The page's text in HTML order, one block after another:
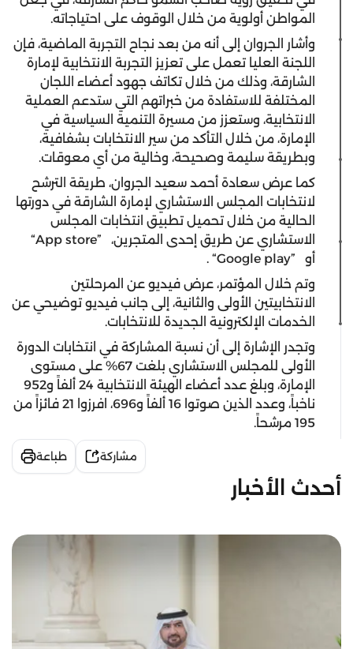
المواطن أولوية من خلال الوقوف على احتياجاته.
وأشار الجروان إلى أنه من بعد نجاح التجربة الماضية، فإن
اللجنة العليا تعمل على تعزيز التجربة الانتخابية لإمارة
الشارقة، وذلك من خلال تكاتف جهود أعضاء اللجان
المختلفة للاستفادة من خبراتهم التي ستدعم العملية
الانتخابية، وستعزز من مسيرة التنمية السياسية في
الإمارة، من خلال التأكد من سير الانتخابات بشفافية،
وبطريقة سليمة وصحيحة، وخالية من أي معوقات.
كما عرض سعادة أحمد سعيد الجروان، طريقة الترشح
لانتخابات المجلس الاستشاري لإمارة الشارقة في دورتها
الحالية من خلال تحميل تطبيق انتخابات المجلس
الاستشاري عن طريق إحدى المتجرين،
“App store”
أو
“Google play”
.
وتم خلال المؤتمر، عرض فيديو عن المرحلتين
الانتخابيتين الأولى والثانية، إلى جانب فيديو توضيحي عن
الخدمات الإلكترونية الجديدة للانتخابات.
وتجدر الإشارة إلى أن نسبة المشاركة في انتخابات الدورة
الأولى للمجلس الاستشاري بلغت 67% على مستوى
الإمارة، وبلغ عدد أعضاء الهيئة الانتخابية 24 ألفاً و952
ناخباً، وعدد الذين صوتوا 16 ألفاً و696، افرزوا 21 فائزاً من
195 مرشحاً
.
مشاركة طباعة
أحدث الأخبار